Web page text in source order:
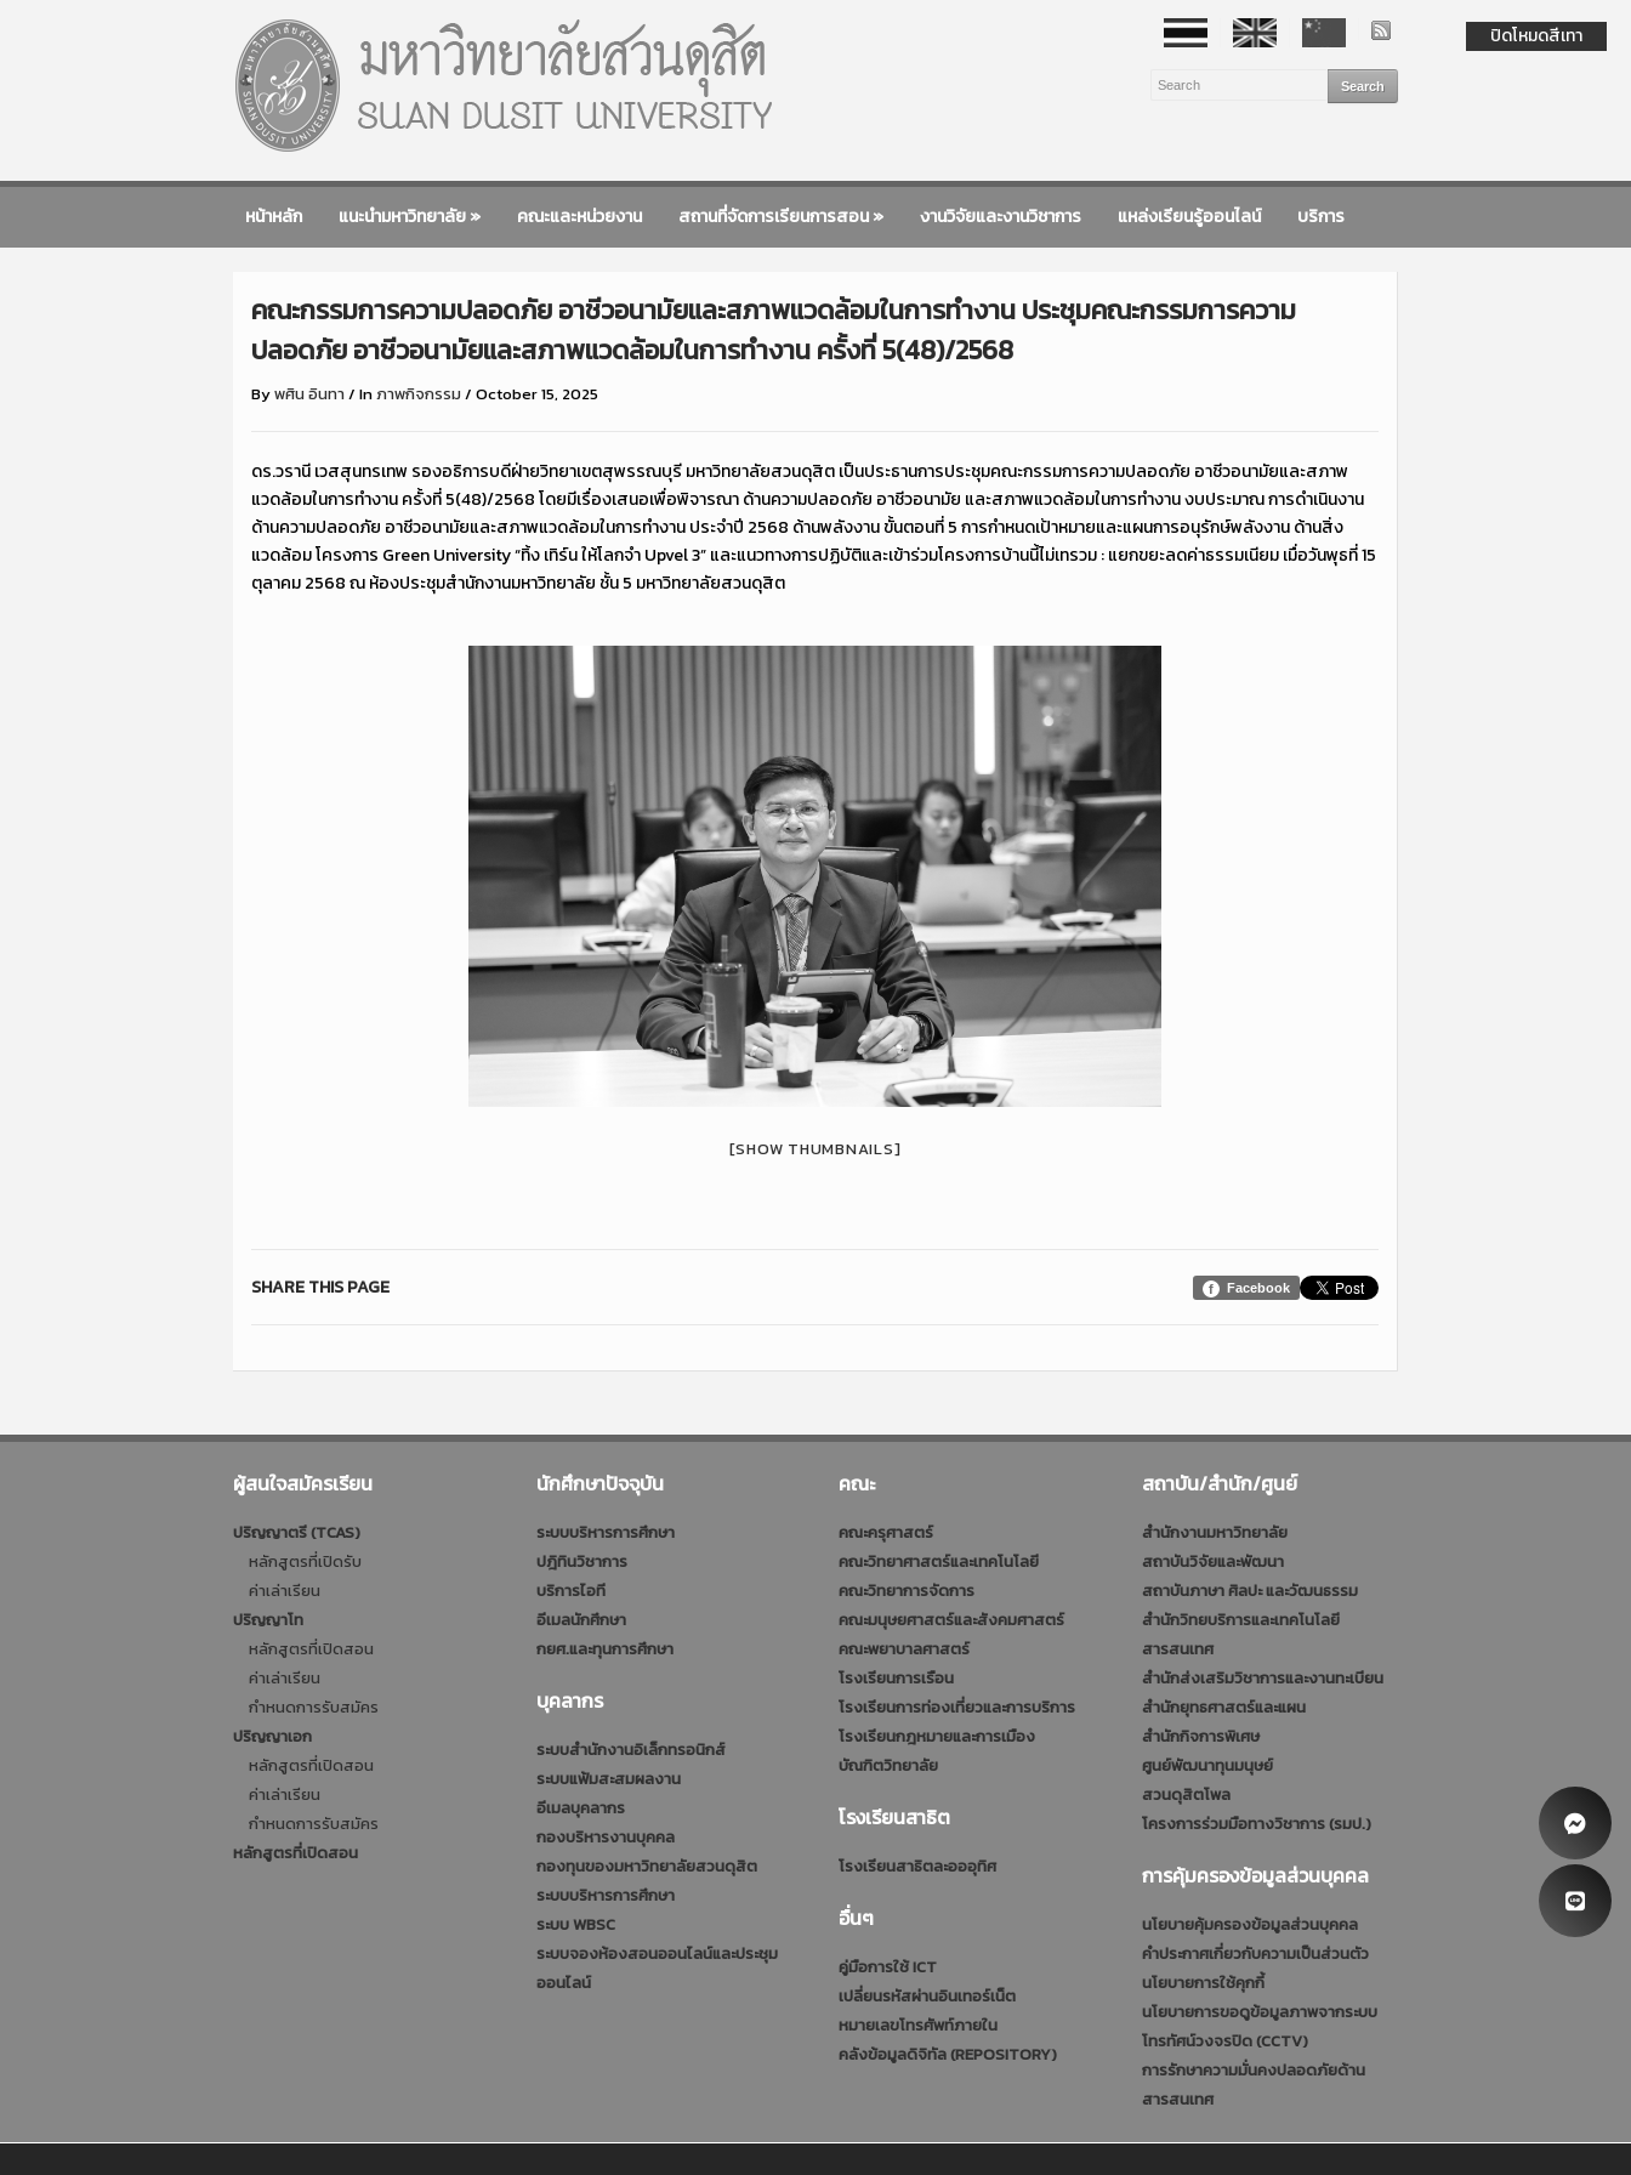
หน้าหลัก แนะนำมหาวิทยาลัย» คณะและหน่วยงาน สถานที่จัดการเรียนการสอน» งานวิจัยและงานวิชาการ แหล่งเรียนรู้ออนไลน์ บริการ
คณะกรรมการความปลอดภัย อาชีวอนามัยและสภาพแวดล้อมในการทำงาน ประชุมคณะกรรมการความ
ปลอดภัย อาชีวอนามัยและสภาพแวดล้อมในการทำงาน ครั้งที่ 5(48)/2568
Byพศิน อินทา/ Inภาพกิจกรรม / October 15, 2025
ดร.วรานี เวสสุนทรเทพ รองอธิการบดีฝ่ายวิทยาเขตสุพรรณบุรี มหาวิทยาลัยสวนดุสิต เป็นประธานการประชุมคณะกรรมการความปลอดภัย อาชีวอนามัยและสภาพ
แวดล้อมในการทำงาน ครั้งที่ 5(48)/2568 โดยมีเรื่องเสนอเพื่อพิจารณา ด้านความปลอดภัย อาชีวอนามัย และสภาพแวดล้อมในการทำงาน งบประมาณ การดำเนินงาน
ด้านความปลอดภัย อาชีวอนามัยและสภาพแวดล้อมในการทำงาน ประจำปี 2568 ด้านพลังงาน ขั้นตอนที่ 5 การกำหนดเป้าหมายและแผนการอนุรักษ์พลังงาน ด้านสิ่ง
แวดล้อม โครงการ Green University “ทิ้ง เทิร์น ให้โลกจำ Upvel 3” และแนวทางการปฏิบัติและเข้าร่วมโครงการบ้านนี้ไม่เทรวม : แยกขยะลดค่าธรรมเนียม เมื่อวันพุธที่ 15
ตุลาคม 2568 ณ ห้องประชุมสำนักงานมหาวิทยาลัย ชั้น 5 มหาวิทยาลัยสวนดุสิต
[SHOW THUMBNAILS]
Facebook
SHARE THIS PAGE
ผู้สนใจสมัครเรียน
ปริญญาตรี (TCAS)
หลักสูตรที่เปิดรับ
ค่าเล่าเรียน
ปริญญาโท
หลักสูตรที่เปิดสอน
ค่าเล่าเรียน
กำหนดการรับสมัคร
ปริญญาเอก
หลักสูตรที่เปิดสอน
ค่าเล่าเรียน
กำหนดการรับสมัคร
หลักสูตรที่เปิดสอน
นักศึกษาปัจจุบัน
ระบบบริหารการศึกษา
ปฎิทินวิชาการ
บริการไอที
อีเมลนักศึกษา
กยศ.และทุนการศึกษา
บุคลากร
ระบบสำนักงานอิเล็กทรอนิกส์
ระบบแฟ้มสะสมผลงาน
อีเมลบุคลากร
กองบริหารงานบุคคล
กองทุนของมหาวิทยาลัยสวนดุสิต
ระบบบริหารการศึกษา
ระบบ WBSC
ระบบจองห้องสอนออนไลน์และประชุม
ออนไลน์
คณะ
คณะครุศาสตร์
คณะวิทยาศาสตร์และเทคโนโลยี
คณะวิทยาการจัดการ
คณะมนุษยศาสตร์และสังคมศาสตร์
คณะพยาบาลศาสตร์
โรงเรียนการเรือน
โรงเรียนการท่องเที่ยวและการบริการ
โรงเรียนกฎหมายและการเมือง
บัณฑิตวิทยาลัย
โรงเรียนสาธิต
โรงเรียนสาธิตละอออุทิศ
อื่นๆ
คู่มือการใช้ ICT
เปลี่ยนรหัสผ่านอินเทอร์เน็ต
หมายเลขโทรศัพท์ภายใน
คลังข้อมูลดิจิทัล (REPOSITORY)
สถาบัน/สำนัก/ศูนย์
สำนักงานมหาวิทยาลัย
สถาบันวิจัยและพัฒนา
สถาบันภาษา ศิลปะ และวัฒนธรรม
สำนักวิทยบริการและเทคโนโลยี
สารสนเทศ
สำนักส่งเสริมวิชาการและงานทะเบียน
สำนักยุทธศาสตร์และแผน
สำนักกิจการพิเศษ
ศูนย์พัฒนาทุนมนุษย์
สวนดุสิตโพล
โครงการร่วมมือทางวิชาการ (รมป.)
การคุ้มครองข้อมูลส่วนบุคคล
นโยบายคุ้มครองข้อมูลส่วนบุคคล
คำประกาศเกี่ยวกับความเป็นส่วนตัว
นโยบายการใช้คุกกี้
นโยบายการขอดูข้อมูลภาพจากระบบ
โทรทัศน์วงจรปิด (CCTV)
การรักษาความมั่นคงปลอดภัยด้าน
สารสนเทศ
ปิดโหมดสีเทา